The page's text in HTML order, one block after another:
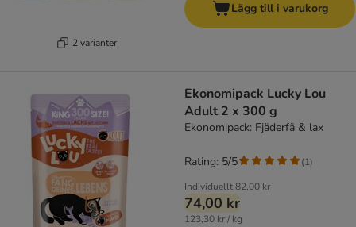
2 varianter
Lägg till i varukorg
Ekonomipack Lucky Lou
Adult 2 x 300 g
Ekonomipack: Fjäderfä & lax
Individuellt82,00 kr
74,00 kr
123,30 kr / kg
Rating: 5/5 (1)